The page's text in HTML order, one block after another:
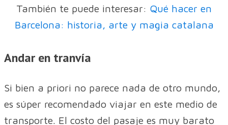
También te puede interesar: Qué hacer en
Barcelona: historia, arte y magia catalana
Andar en tranvía
Si bien a priori no parece nada de otro mundo,
es súper recomendado viajar en este medio de
transporte. El costo del pasaje es muy barato